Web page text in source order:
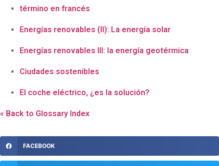
término en francés
Energías renovables (II): La energía solar
Energías renovables III: la energía geotérmica
Ciudades sostenibles
El coche eléctrico, ¿es la solución?
« Back to Glossary Index
FACEBOOK